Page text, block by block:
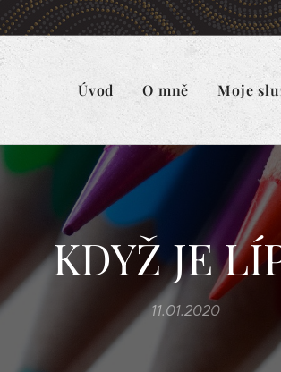
Úvod O mně Moje
KDYŽ JE
11.01.2020